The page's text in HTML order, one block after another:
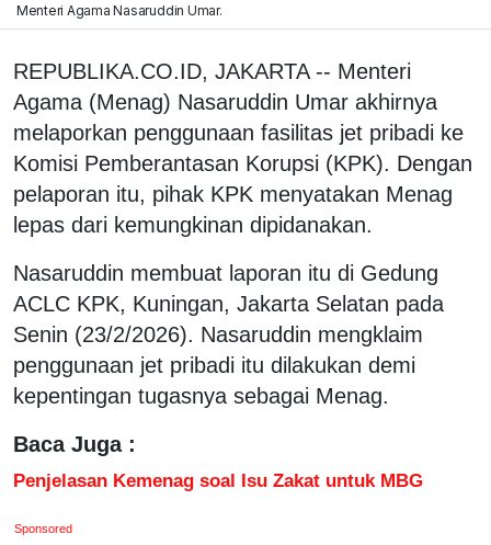
Menteri Agama Nasaruddin Umar.
REPUBLIKA.CO.ID, JAKARTA -- Menteri
Agama (Menag) Nasaruddin Umar akhirnya
melaporkan penggunaan fasilitas jet pribadi ke
Komisi Pemberantasan Korupsi (KPK). Dengan
pelaporan itu, pihak KPK menyatakan Menag
lepas dari kemungkinan dipidanakan.
Nasaruddin membuat laporan itu di Gedung
ACLC KPK, Kuningan, Jakarta Selatan pada
Senin (23/2/2026). Nasaruddin mengklaim
penggunaan jet pribadi itu dilakukan demi
kepentingan tugasnya sebagai Menag.
Baca Juga :
Penjelasan Kemenag soal Isu Zakat untuk MBG
Sponsored